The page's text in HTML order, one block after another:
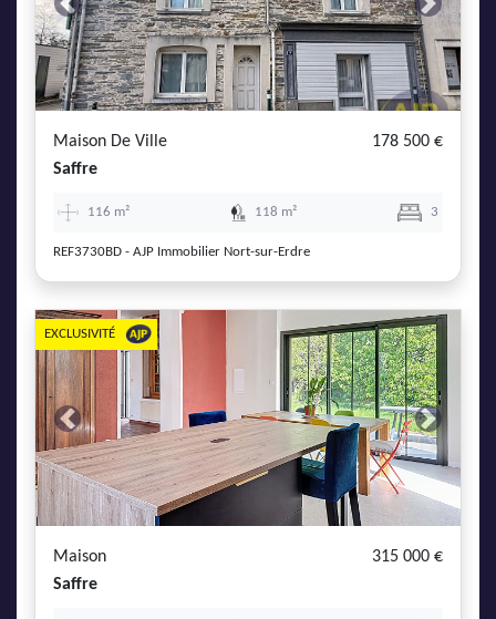
Previous Next
Maison De Ville
178 500 €
Saffre
116 m² 118 m² 3
REF3730BD - AJP Immobilier Nort-sur-Erdre
Previous Next
EXCLUSIVITÉ
Maison
315 000 €
Saffre